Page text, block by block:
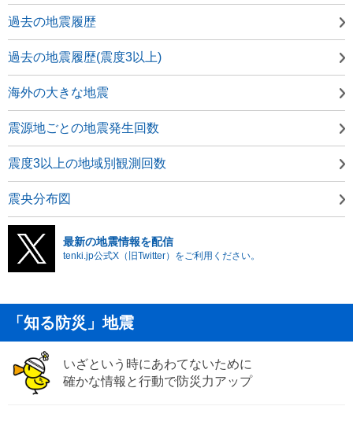
過去の地震履歴
過去の地震履歴(震度3以上)
海外の大きな地震
震源地ごとの地震発生回数
震度3以上の地域別観測回数
震央分布図
最新の地震情報を配信
tenki.jp公式X（旧Twitter）をご利用ください。
「知る防災」地震
いざという時にあわてないために
確かな情報と行動で防災力アップ